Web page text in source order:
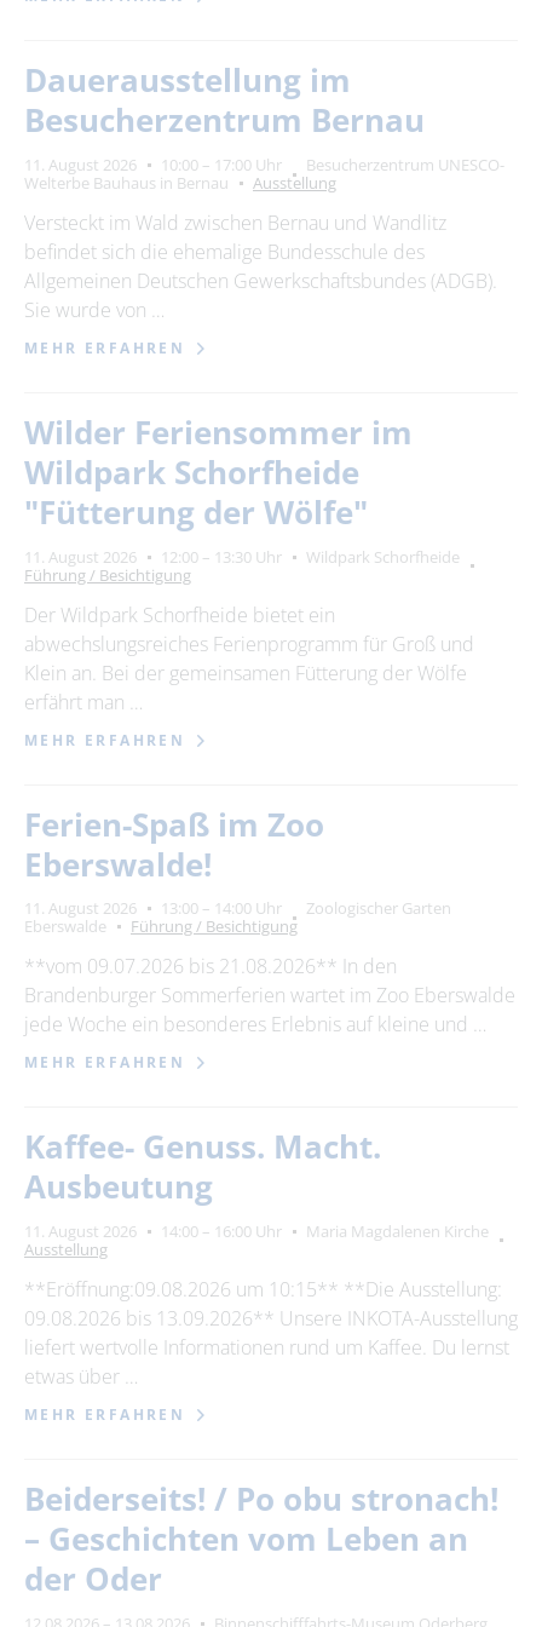
Dauerausstellung im
Besucherzentrum Bernau
11. August 2026 10:00 – 17:00 Uhr
Besucherzentrum UNESCO-
Welterbe Bauhaus in Bernau
Ausstellung
Versteckt im Wald zwischen Bernau und Wandlitz
befindet sich die ehemalige Bundesschule des
Allgemeinen Deutschen Gewerkschaftsbundes (ADGB).
Sie wurde von …
MEHR ERFAHREN
Wilder Feriensommer im
Wildpark Schorfheide
"Fütterung der Wölfe"
11. August 2026 12:00 – 13:30 Uhr
Wildpark Schorfheide
Führung / Besichtigung
Der Wildpark Schorfheide bietet ein
abwechslungsreiches Ferienprogramm für Groß und
Klein an. Bei der gemeinsamen Fütterung der Wölfe
erfährt man …
MEHR ERFAHREN
Ferien-Spaß im Zoo
Eberswalde!
11. August 2026 13:00 – 14:00 Uhr
Zoologischer Garten
Eberswalde
Führung / Besichtigung
**vom 09.07.2026 bis 21.08.2026** In den
Brandenburger Sommerferien wartet im Zoo Eberswalde
jede Woche ein besonderes Erlebnis auf kleine und …
MEHR ERFAHREN
Kaffee- Genuss. Macht.
Ausbeutung
11. August 2026 14:00 – 16:00 Uhr
Maria Magdalenen Kirche
Ausstellung
**Eröffnung:09.08.2026 um 10:15** **Die Ausstellung:
09.08.2026 bis 13.09.2026** Unsere INKOTA-Ausstellung
liefert wertvolle Informationen rund um Kaffee. Du lernst
etwas über …
MEHR ERFAHREN
Beiderseits! / Po obu stronach!
– Geschichten vom Leben an
der Oder